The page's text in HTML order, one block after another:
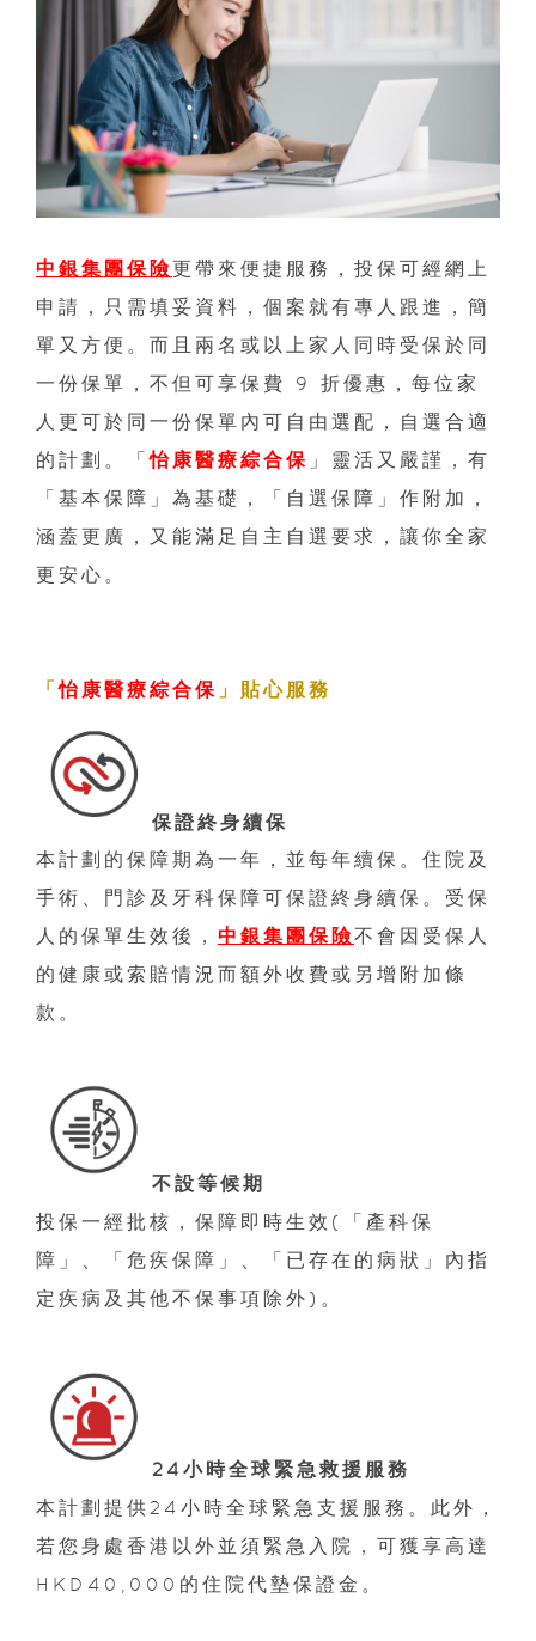
中銀集團保險更帶來便捷服務，投保可經網上
申請，只需填妥資料，個案就有專人跟進，簡
單又方便。而且兩名或以上家人同時受保於同
一份保單，不但可享保費 9 折優惠，每位家
人更可於同一份保單內可自由選配，自選合適
的計劃。「怡康醫療綜合保 」靈活又嚴謹，有
「基本保障」為基礎，「自選保障」作附加，
涵蓋更廣，又能滿足自主自選要求，讓你全家
更安心。
「怡康醫療綜合保 」貼心服務
保證終身續保
本計劃的保障期為一年，並每年續保。住院及
手術、門診及牙科保障可保證終身續保。受保
人的保單生效後， 中銀集團保險不會因受保人
的健康或索賠情況而額外收費或另增附加條
款。
不設等候期
投保一經批核，保障即時生效(「產科保
障」、「危疾保障」、「已存在的病狀」內指
定疾病及其他不保事項除外)。
24小時全球緊急救援服務
本計劃提供24小時全球緊急支援服務。此外，
若您身處香港以外並須緊急入院，可獲享高達
HKD40,000的住院代墊保證金。